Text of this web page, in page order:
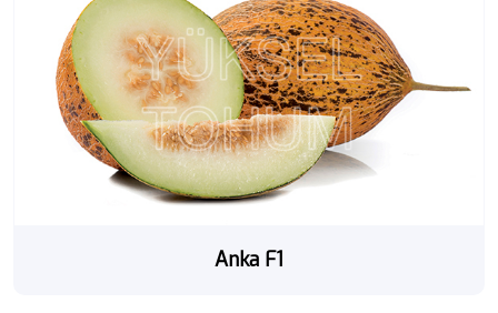
Anka F1